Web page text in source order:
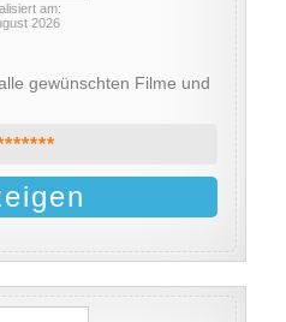
am:
2026
gewünschten Filme und